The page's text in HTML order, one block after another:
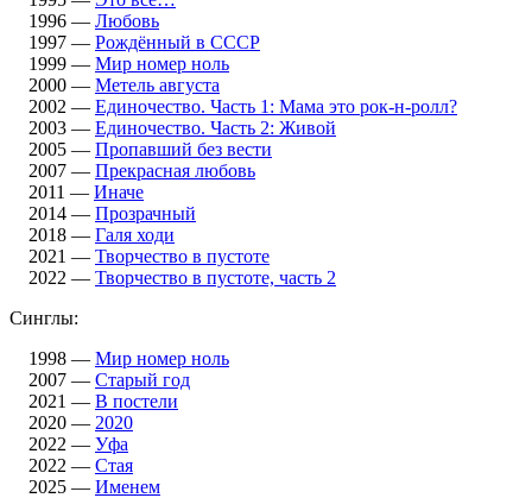
1996 — Любовь
1997 — Рождённый в СССР
1999 — Мир номер ноль
2000 — Метель августа
2002 — Единочество. Часть 1: Мама это рок-н-ролл?
2003 — Единочество. Часть 2: Живой
2005 — Пропавший без вести
2007 — Прекрасная любовь
2011 — Иначе
2014 — Прозрачный
2018 — Галя ходи
2021 — Творчество в пустоте
2022 — Творчество в пустоте, часть 2
Синглы:
1998 — Мир номер ноль
2007 — Старый год
2021 — В постели
2020 — 2020
2022 — Уфа
2022 — Стая
2025 — Именем